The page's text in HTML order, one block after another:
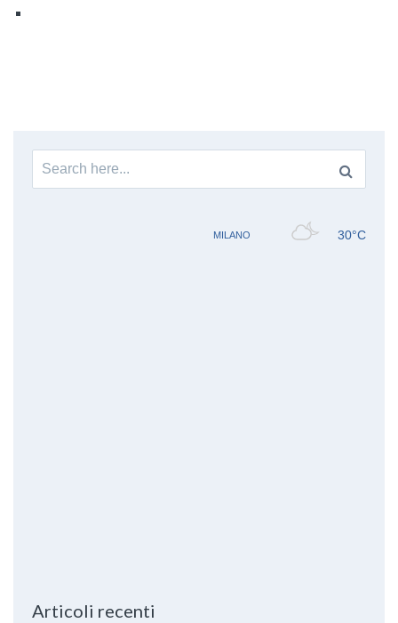
Search
for:
Articoli recenti